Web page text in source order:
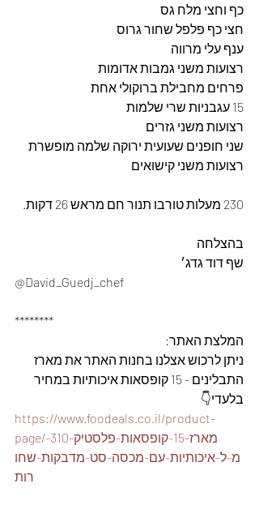
כף וחצי מלח גס
חצי כף פלפל שחור גרוס
ענף עלי מרווה
רצועות משני גמבות אדומות
פרחים מחבילת ברוקולי אחת
15 עגבניות שרי שלמות
רצועות משני גזרים
שני חופנים שעועית ירוקה שלמה מופשרת
רצועות משני קישואים
230 מעלות טורבו תנור חם מראש 26 דקות.
בהצלחה
שף דוד גדג׳
@David_Guedj_chef
********
המלצת האתר:
ניתן לרכוש אצלנו בחנות האתר את מארז
התבלינים - 15 קופסאות איכותיות במחיר
בלעדי👇
https://www.foodeals.co.il/product-
page/מארז-15-קופסאות-פלסטיק-310-
מ-ל-איכותיות-עם-מכסה-סט-מדבקות-שחו
רות